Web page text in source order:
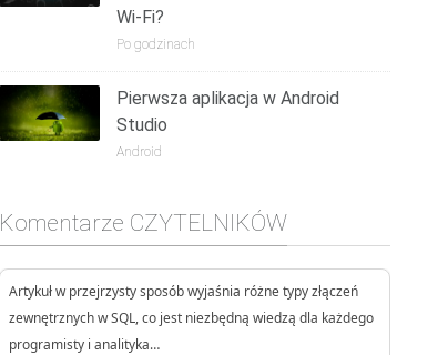
Wi-Fi?
Po godzinach
Pierwsza aplikacja w Android
Studio
Android
Komentarze CZYTELNIKÓW
Artykuł w przejrzysty sposób wyjaśnia różne typy złączeń
zewnętrznych w SQL, co jest niezbędną wiedzą dla każdego
programisty i analityka…